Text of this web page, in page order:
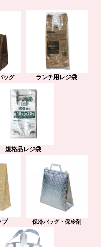
ッグ ランチ用レジ袋
規格品レジ袋
プ 保冷バッグ・保冷剤